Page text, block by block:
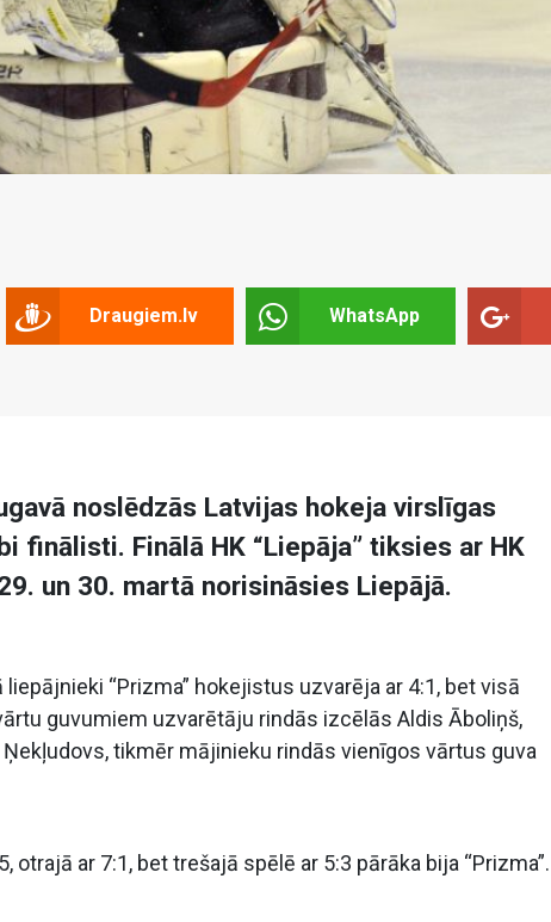
Draugiem.lv WhatsApp
noslēdzās Latvijas hokeja virslīgas
finālisti. Finālā HK “Liepāja” tiksies ar HK
un 30. martā norisināsies Liepājā.
“Prizma” hokejistus uzvarēja ar 4:1, bet visā
guvumiem uzvarētāju rindās izcēlās Aldis Āboliņš,
tikmēr mājinieku rindās vienīgos vārtus guva
otrajā ar 7:1, bet trešajā spēlē ar 5:3 pārāka bija “Prizma”.